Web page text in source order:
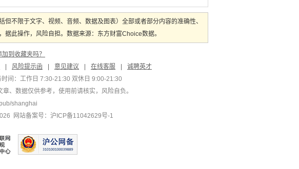
不限于文字、视频、音频、数据及图表）全部或者部分内容的准确性、
此操作，风险自担。数据来源：东方财富Choice数据。
到收藏夹吗？
风险提示函 意见建议 在线客服
诚聘英才
时间：工作日 7:30-21:30 双休日 9:00-21:30
、数据仅供参考，使用前请核实，风险自负。
shanghai
网站备案号：沪ICP备11042629号-1